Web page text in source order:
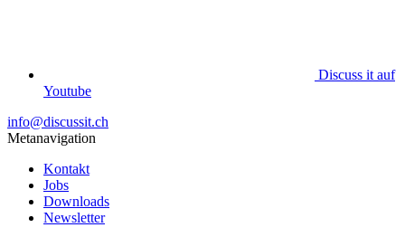
Discuss it auf
Youtube
info@discussit.ch
Metanavigation
Kontakt
Jobs
Downloads
Newsletter